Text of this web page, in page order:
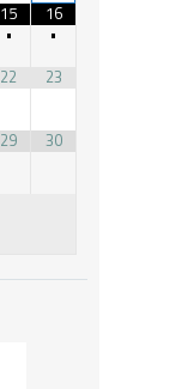
15
•
16
•
22 23
29 30